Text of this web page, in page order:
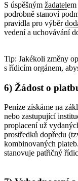
S úspěšným žadatelem
podrobně stanoví
pravidla pro výběr
vedení a uchovávání
Tip: Jakékoli změny
s řídicím orgánem,
6) Žádost o
Peníze získáme na
nebo zastupující
proplacení už
prostředků dopředu
kombinovaných
stanovuje patřičný